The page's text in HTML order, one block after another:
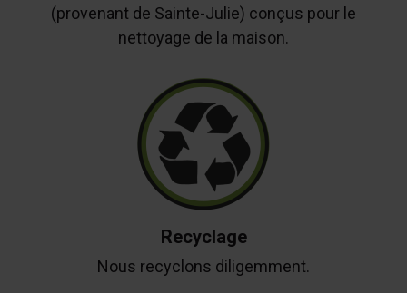
(provenant de Sainte-Julie) conçus pour le
nettoyage de la maison.
Recyclage
Nous recyclons diligemment.